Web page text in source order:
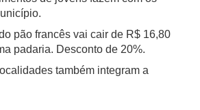
pão francês vai cair de R$ 16,80
padaria. Desconto de 20%.
também integram a